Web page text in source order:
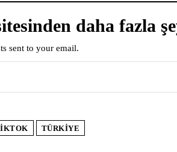
daha fazla
sent to your email.
TÜRKIYE